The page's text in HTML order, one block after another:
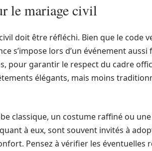
le mariage civil
doit être réfléchi. Bien que le code
s’impose lors d’un événement aussi
pour garantir le respect du cadre
élégants, mais moins
classique, un costume raffiné ou
à eux, sont souvent invités à
Pensez à vérifier les éventuelles